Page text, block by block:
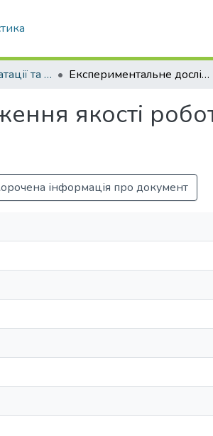
Кафедра Експлуатації та технічного сервісу машин Експериментальне дослідження якості роботи очисника головок коренеплодів
якості
інформація про документ